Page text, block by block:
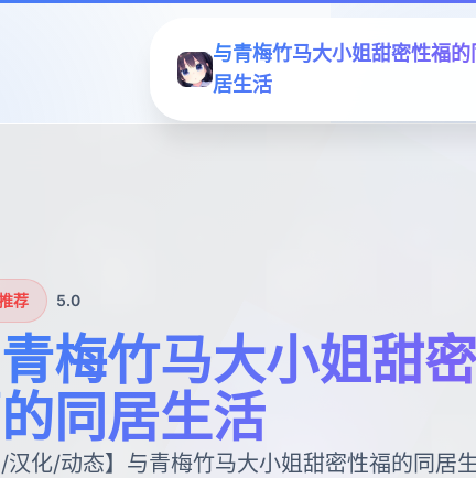
与青梅竹马大小姐甜密性福的
居生活
荐 5.0
梅竹马大小姐甜
同居生活
汉化/动态】与青梅竹马大小姐甜密性福的同居